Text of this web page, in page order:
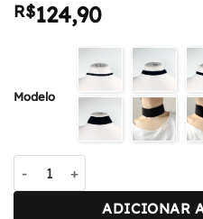
R$124,90
Modelo
Colar Choker de Veludo
ADICIONAR